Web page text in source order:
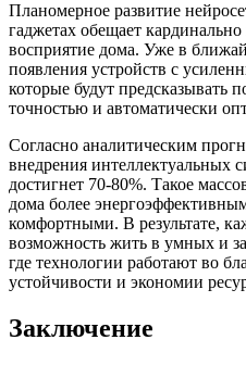
Планомерное развитие
гаджетах обещает
восприятие дома. Уже в
появления устройств с
которые будут предсказывать
точностью и автоматически
Согласно аналитическим
внедрения интеллектуальных
достигнет 70-80%. Такое
дома более
комфортными. В результате,
возможность жить в умных и
где технологии работают во
устойчивости и экономии
Заключение